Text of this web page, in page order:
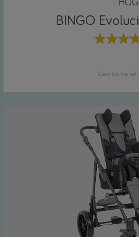
BINGO
Carritos de